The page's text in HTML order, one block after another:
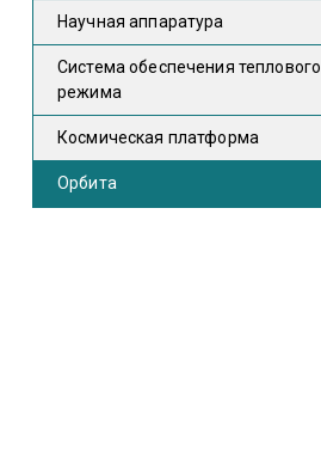
Научная аппаратура
Система обеспечения теплового
режима
Космическая платформа
Орбита